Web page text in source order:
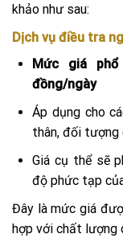
khảo như sau:
Dịch vụ điều tra
Mức giá phổ
đồng/ngày
Áp dụng cho
thân, đối tượng
Giá cụ thể sẽ
độ phức tạp
Đây là mức giá
hợp với chất lượng